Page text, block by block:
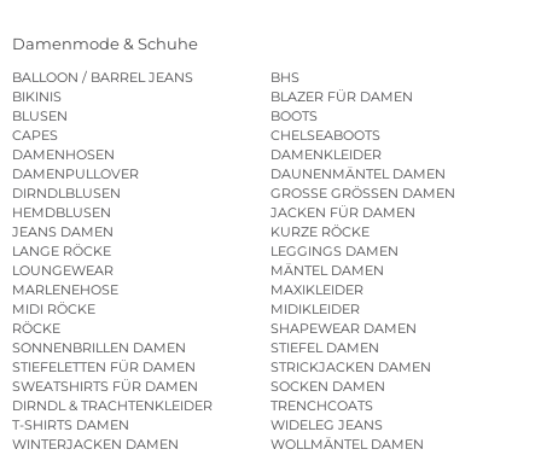
Damenmode & Schuhe
BALLOON / BARREL JEANS
BHS
BIKINIS
BLAZER FÜR DAMEN
BLUSEN
BOOTS
CAPES
CHELSEABOOTS
DAMENHOSEN
DAMENKLEIDER
DAMENPULLOVER
DAUNENMÄNTEL DAMEN
DIRNDLBLUSEN
GROSSE GRÖSSEN DAMEN
HEMDBLUSEN
JACKEN FÜR DAMEN
JEANS DAMEN
KURZE RÖCKE
LANGE RÖCKE
LEGGINGS DAMEN
LOUNGEWEAR
MÄNTEL DAMEN
MARLENEHOSE
MAXIKLEIDER
MIDI RÖCKE
MIDIKLEIDER
RÖCKE
SHAPEWEAR DAMEN
SONNENBRILLEN DAMEN
STIEFEL DAMEN
STIEFELETTEN FÜR DAMEN
STRICKJACKEN DAMEN
SWEATSHIRTS FÜR DAMEN
SOCKEN DAMEN
DIRNDL & TRACHTENKLEIDER
TRENCHCOATS
T-SHIRTS DAMEN
WIDELEG JEANS
WINTERJACKEN DAMEN
WOLLMÄNTEL DAMEN